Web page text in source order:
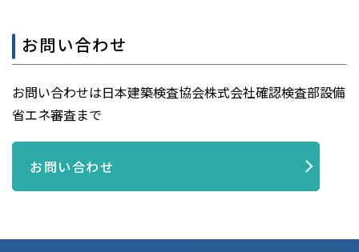
お問い合わせ
お問い合わせは日本建築検査協会株式会社確認検査部設備
省エネ審査まで
お問い合わせ